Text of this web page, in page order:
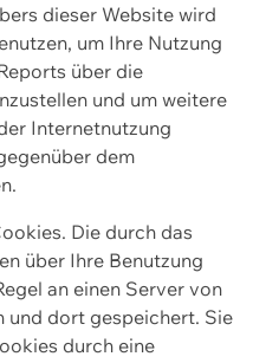
dieser Website wird
um Ihre Nutzung
über die
und um weitere
Internetnutzung
dem
Die durch das
über Ihre Benutzung
an einen Server von
und dort gespeichert. Sie
durch eine